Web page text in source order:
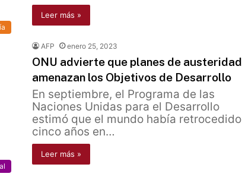
Leer más »
AFP enero 25, 2023
ONU advierte que planes de austeridad
amenazan los Objetivos de Desarrollo
En septiembre, el Programa de las
Naciones Unidas para el Desarrollo
estimó que el mundo había retrocedido
cinco años en…
Leer más »